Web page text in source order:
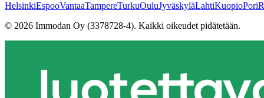
HelsinkiEspooVantaaTampereTurkuOuluJyväskyläLahtiKuopioPori
© 2026 Immodan Oy (3378728-4). Kaikki oikeudet pidätetään.